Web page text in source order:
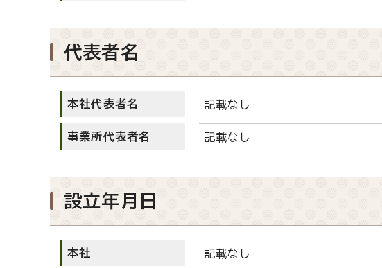
代表者名
本社代表者名 記載なし
事業所代表者名 記載なし
設立年月日
本社 記載なし